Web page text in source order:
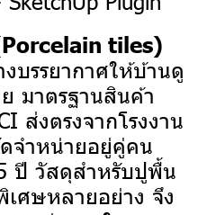
tiles)
บรรยากาศให้บ้านดู
มาตรฐานสินค้า
ส่งตรงจากโรงงาน
จำหน่ายอยู่คู่คน
ปี วัสดุสำหรับปูพื้น
ศษหลายอย่าง จึง